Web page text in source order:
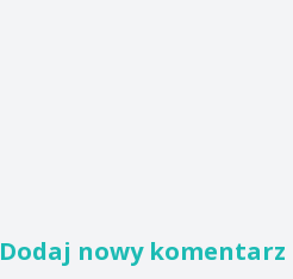
Dodaj nowy komentarz